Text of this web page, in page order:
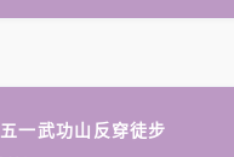
五一武功山反穿徒步